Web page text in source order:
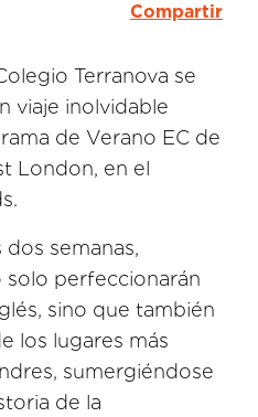
Compartir
Terranova se
viaje inolvidable
de Verano EC de
London, en el
semanas,
solo perfeccionarán
sino que también
los lugares más
sumergiéndose
de la